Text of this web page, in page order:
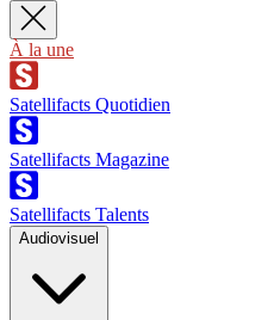
À la une
Satellifacts Quotidien
Satellifacts Magazine
Satellifacts Talents
Audiovisuel